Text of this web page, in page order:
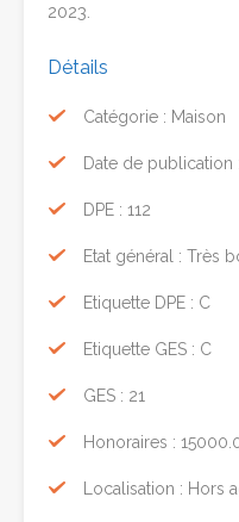
2023.
Détails
Catégorie : Maison
Date de
DPE : 112
Etat général : Très
Etiquette DPE : C
Etiquette GES : C
GES : 21
Honoraires :
Localisation : Hors